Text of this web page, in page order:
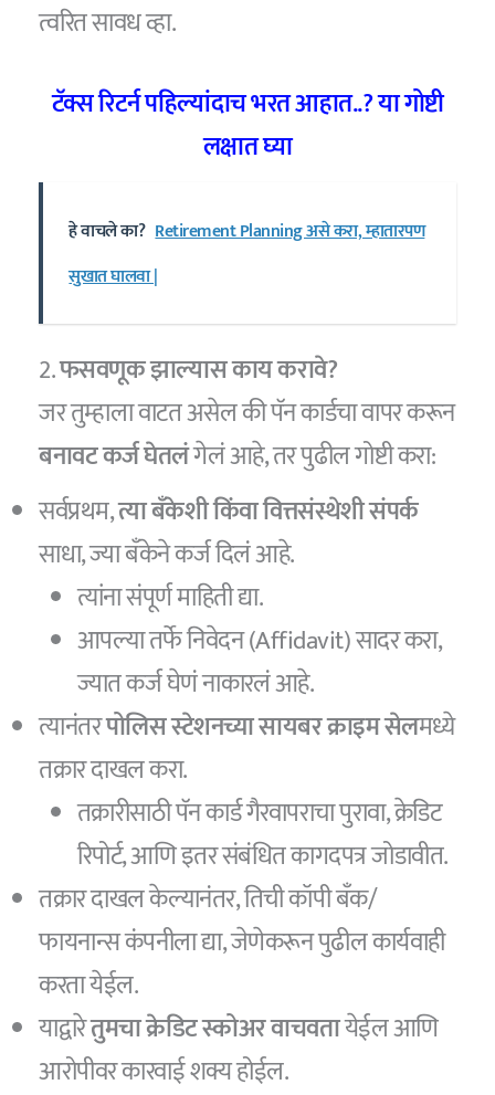
त्वरित सावध व्हा.
टॅक्स रिटर्न पहिल्यांदाच भरत आहात..? या गोष्टी
लक्षात घ्या
हे वाचले का? Retirement Planning असे करा, म्हातारपण
सुखात घालवा |
2.फसवणूक झाल्यास काय करावे?
जर तुम्हाला वाटत असेल की पॅन कार्डचा वापर करून
बनावट कर्ज घेतलंगेलं आहे, तर पुढील गोष्टी करा:
सर्वप्रथम,त्या बँकेशी किंवा वित्तसंस्थेशी संपर्क
साधा, ज्या बँकेने कर्ज दिलं आहे.
त्यांना संपूर्ण माहिती द्या.
आपल्या तर्फे निवेदन (Affidavit) सादर करा,
ज्यात कर्ज घेणं नाकारलं आहे.
त्यानंतरपोलिस स्टेशनच्या सायबर क्राइम सेलमध्ये
तक्रार दाखल करा.
तक्रारीसाठी पॅन कार्ड गैरवापराचा पुरावा, क्रेडिट
रिपोर्ट, आणि इतर संबंधित कागदपत्र जोडावीत.
तक्रार दाखल केल्यानंतर, तिची कॉपी बँक/
फायनान्स कंपनीला द्या, जेणेकरून पुढील कार्यवाही
करता येईल.
याद्वारेतुमचा क्रेडिट स्कोअर वाचवतायेईल आणि
आरोपीवर कारवाई शक्य होईल.